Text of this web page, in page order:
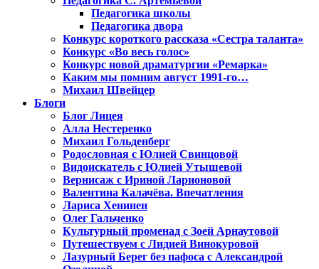
Педагогика школы
Педагогика двора
Конкурс короткого рассказа «Сестра таланта»
Конкурс «Во весь голос»
Конкурс новой драматургии «Ремарка»
Каким мы помним август 1991-го…
Михаил Швейцер
Блоги
Блог Лицея
Алла Нестеренко
Михаил Гольденберг
Родословная с Юлией Свинцовой
Видоискатель с Юлией Утышевой
Вернисаж с Ириной Ларионовой
Валентина Калачёва. Впечатления
Лариса Хенинен
Олег Гальченко
Культурный променад с Зоей Арнаутовой
Путешествуем с Лидией Винокуровой
Лазурный Берег без пафоса с Александрой